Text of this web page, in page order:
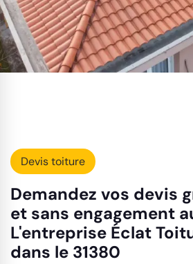
Devis toiture
Demandez vos devis
et sans engagement
L'entreprise Éclat
dans le 31380